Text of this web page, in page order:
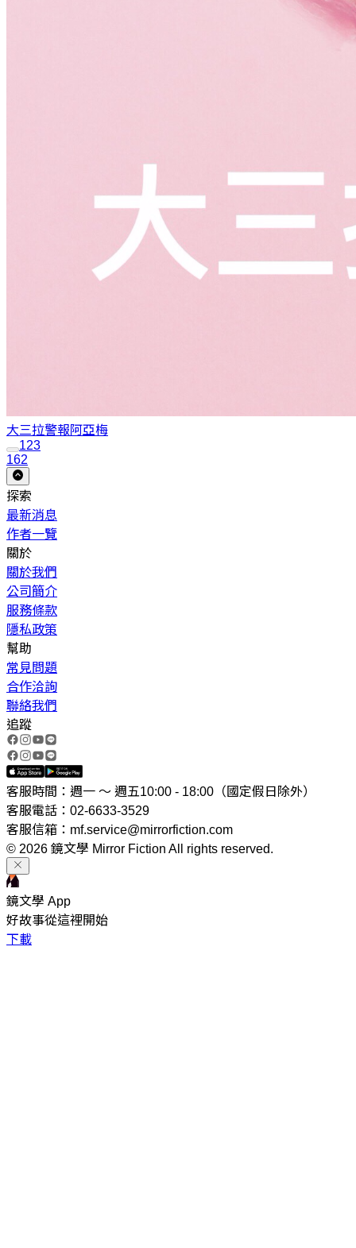
大三拉警報阿亞梅
123
162
探索
最新消息
作者一覽
關於
關於我們
公司簡介
服務條款
隱私政策
幫助
常見問題
合作洽詢
聯絡我們
追蹤
客服時間：週一 ～ 週五10:00 - 18:00（國定假日除外）
客服電話：02-6633-3529
客服信箱：mf.service@mirrorfiction.com
© 2026 鏡文學 Mirror Fiction All rights reserved.
鏡文學 App
好故事從這裡開始
下載